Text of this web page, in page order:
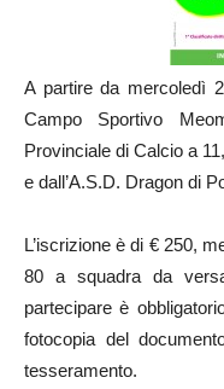
A partire da mercoledì
Campo Sportivo
Provinciale di Calcio a
e dall’A.S.D. Dragon di
L’iscrizione è di € 250,
80 a squadra da
partecipare è
fotocopia del
tesseramento.